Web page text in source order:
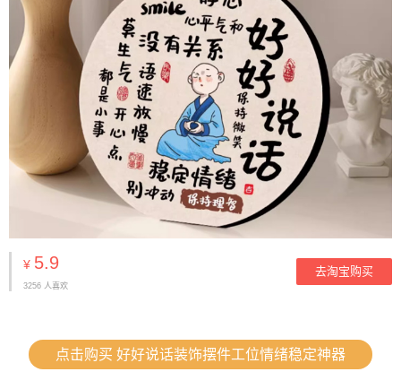
¥ 5.9
3256 人喜欢
去淘宝购买
点击购买 好好说话装饰摆件工位情绪稳定神器